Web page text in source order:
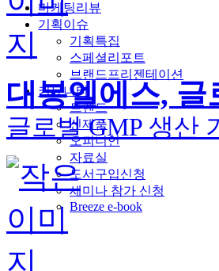
마케팅리뷰
기획이슈
기획특집
스페셜리포트
브랜드프리젠테이션
커뮤니티
트렌드
신제품
오피니언
자료실
도서구입신청
세미나 참가 신청
Breeze e-book
대봉엘에스,
글로벌 GMP 생산